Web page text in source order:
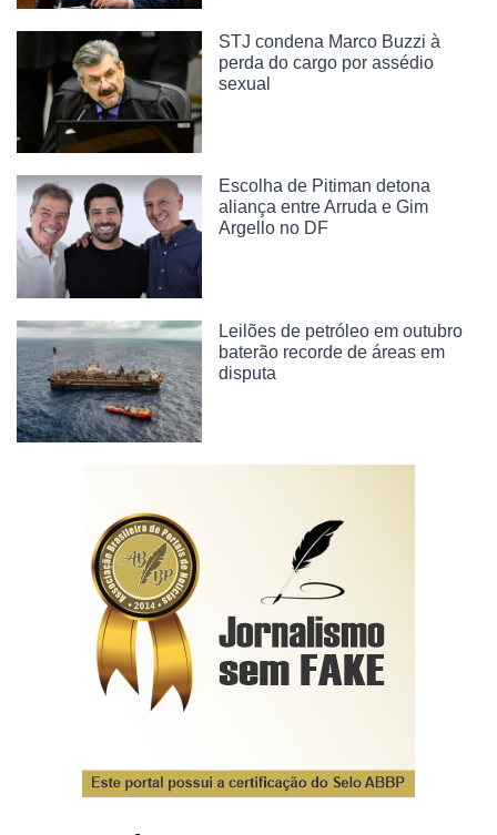
STJ condena Marco Buzzi à
perda do cargo por assédio
sexual
Escolha de Pitiman detona
aliança entre Arruda e Gim
Argello no DF
Leilões de petróleo em outubro
baterão recorde de áreas em
disputa